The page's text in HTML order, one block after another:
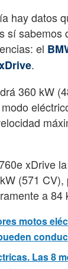
hay datos
sí sabemos
el
.
360 kW
xDrive
(571
a 84
motos
Las 8